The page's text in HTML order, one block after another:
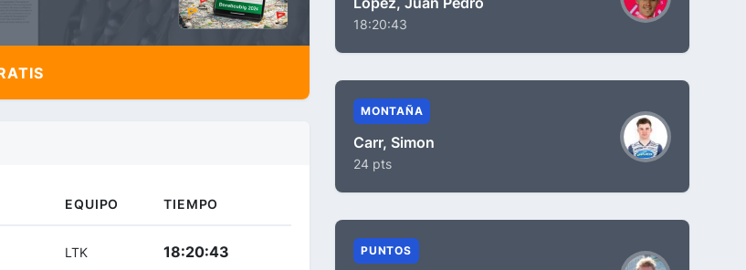
EQUIPO TIEMPO
LTK 18:20:43
18:20:43
MONTAÑA
Carr, Simon
24 pts
PUNTOS